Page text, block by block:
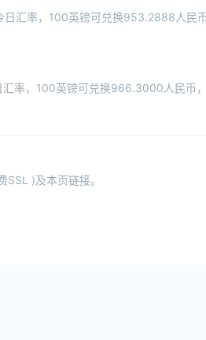
汇率，100英镑可兑换953.2888人民
率，100英镑可兑换966.3000人民币
)及本页链接。